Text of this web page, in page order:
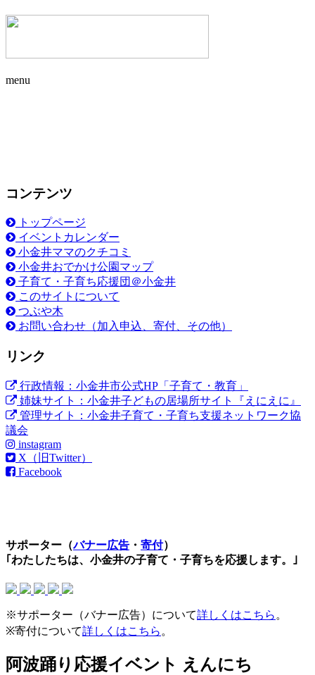
menu
コンテンツ
トップページ
イベントカレンダー
小金井ママのクチコミ
小金井おでかけ公園マップ
子育て・子育ち応援団＠小金井
このサイトについて
つぶや木
お問い合わせ（加入申込、寄付、その他）
リンク
行政情報：小金井市公式HP「子育て・教育」
姉妹サイト：小金井子どもの居場所サイト『えにえに』
管理サイト：小金井子育て・子育ち支援ネットワーク協
議会
instagram
X（旧Twitter）
Facebook
サポーター（バナー広告 ・ 寄付）
｢わたしたちは、小金井の子育て・子育ちを応援します。｣
※サポーター（バナー広告）について詳しくはこちら 。
※寄付について詳しくはこちら 。
阿波踊り応援イベント えんにち